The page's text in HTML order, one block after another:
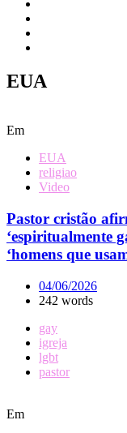
EUA
Em
EUA
religiao
Video
Pastor cristão
‘espiritualmente
‘homens que
04/06/2026
242 words
gay
igreja
lgbt
pastor
Em